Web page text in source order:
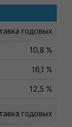
годовых
10,8 %
16,1 %
12,5 %
годовых